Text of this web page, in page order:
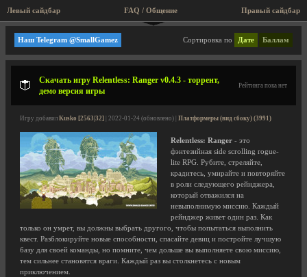
Левый сайдбар FAQ / Общение
Платформеры (вид сбоку)
Сортировка по Дате Баллам
Наш Telegram @SmallGamez
Скачать игру Relentless: Ranger v0.4.3 - торрент,
демо версия игры
Рейтинга пока нет
Игру добавил Kusko [2563|32] | 2022-01-24 (обновлено) | Платформеры (вид сбоку) (3991)
Relentless: Ranger - это
фэнтезийная side scrolling rogue-
lite RPG. Рубите, стреляйте,
крадитесь, умирайте и повторяйте
в роли следующего рейнджера,
который отважился на
невыполнимую миссию. Каждый
рейнджер живет один раз. Как
только он умрет, вы должны выбрать другого, чтобы попытаться выполнить
квест. Разблокируйте новые способности, спасайте девиц и постройте лучшую
базу для своей команды, но помните, чем дольше вы выполняете свою миссию,
тем сильнее становятся враги. Каждый раз вы столкнетесь с новым
приключением.